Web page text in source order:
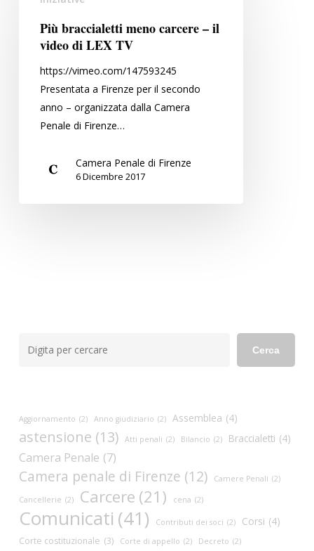
meno
carcere
video
Più braccialetti meno carcere – il
video di LEX TV
https://vimeo.com/147593245
Presentata a Firenze per il secondo
anno – organizzata dalla Camera
Penale di Firenze…
Camera Penale di Firenze
6 Dicembre 2017
Cerca
Aggiornamento (2) Anno giudiziario (2) Assemblea (4)
astensione (13) Atti penali (2) Bilancio (2) Braccialetti (4)
Camera Penale (7)
Camera penale di Firenze (12) Camere Penali (2)
Cancellerie (2) Carcere (21) cena (2)
Comunicati (41) Contributi dei soci (2) Corsi (4)
Corte costituzionale (3) Corte di appello (2) Decreto (2)